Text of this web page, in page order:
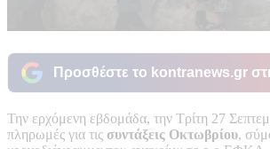
Προσθέστε το kontranews.gr
Την ερχόμενη εβδομάδα, την Τρίτη 27
πληρωμές για τις συντάξεις Οκτωβρίου,